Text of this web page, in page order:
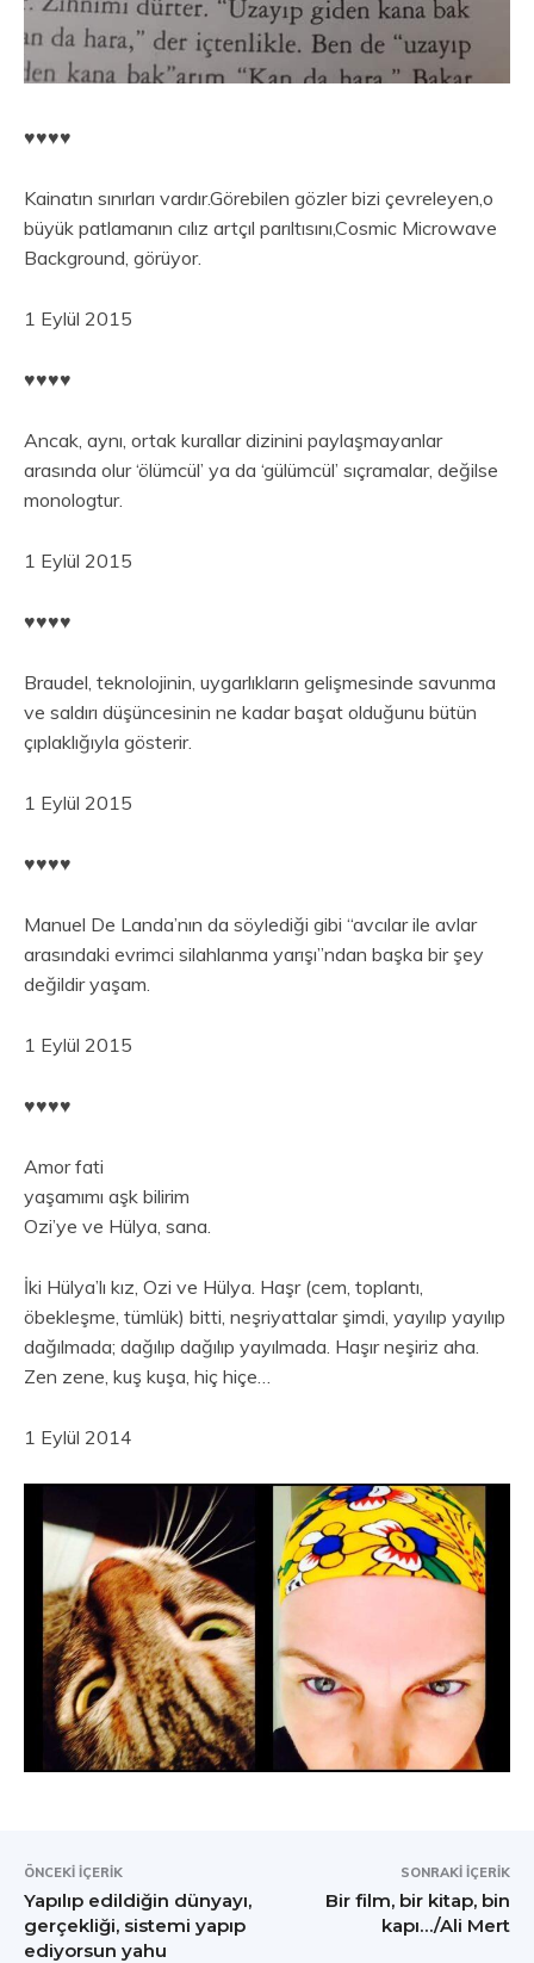
♥︎♥︎♥︎♥︎
Kainatın sınırları vardır.Görebilen gözler bizi çevreleyen,o
büyük patlamanın cılız artçıl parıltısını,Cosmic Microwave
Background, görüyor.
1 Eylül 2015
♥︎♥︎♥︎♥︎
Ancak, aynı, ortak kurallar dizinini paylaşmayanlar
arasında olur ‘ölümcül’ ya da ‘gülümcül’ sıçramalar, değilse
monologtur.
1 Eylül 2015
♥︎♥︎♥︎♥︎
Braudel, teknolojinin, uygarlıkların gelişmesinde savunma
ve saldırı düşüncesinin ne kadar başat olduğunu bütün
çıplaklığıyla gösterir.
1 Eylül 2015
♥︎♥︎♥︎♥︎
Manuel De Landa’nın da söylediği gibi “avcılar ile avlar
arasındaki evrimci silahlanma yarışı”ndan başka bir şey
değildir yaşam.
1 Eylül 2015
♥︎♥︎♥︎♥︎
Amor fati
yaşamımı aşk bilirim
Ozi’ye ve Hülya, sana.
İki Hülya’lı kız, Ozi ve Hülya. Haşr (cem, toplantı,
öbekleşme, tümlük) bitti, neşriyattalar şimdi, yayılıp yayılıp
dağılmada; dağılıp dağılıp yayılmada. Haşır neşiriz aha.
Zen zene, kuş kuşa, hiç hiçe…
1 Eylül 2014
ÖNCEKI İÇERIK
Yapılıp edildiğin dünyayı,
gerçekliği, sistemi yapıp
ediyorsun yahu
SONRAKI İÇERIK
Bir film, bir kitap, bin
kapı…/Ali Mert